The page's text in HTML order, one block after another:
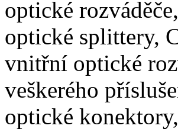
optické
optické splittery,
vnitřní optické
veškerého
optické